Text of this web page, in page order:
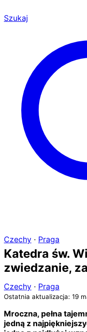
Szukaj
Czechy · Praga
Katedra św.
zwiedzanie,
Czechy · Praga
Ostatnia aktualizacja: 19
Mroczna, pełna
jedną z